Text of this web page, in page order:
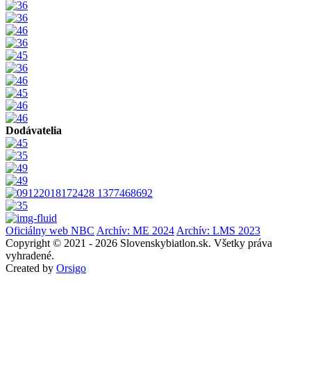
Dodávatelia
Oficiálny web NBC Archív: ME 2024 Archív: LMS 2023
Copyright © 2021 - 2026 Slovenskybiatlon.sk. Všetky práva
vyhradené.
Created by Orsigo